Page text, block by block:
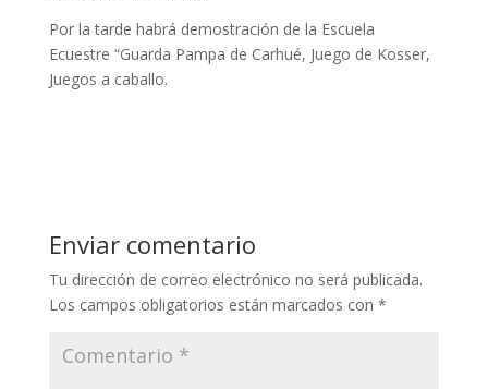
Por la tarde habrá demostración de la Escuela
Ecuestre “Guarda Pampa de Carhué, Juego de Kosser,
Juegos a caballo.
Enviar comentario
Tu dirección de correo electrónico no será publicada.
Los campos obligatorios están marcados con *